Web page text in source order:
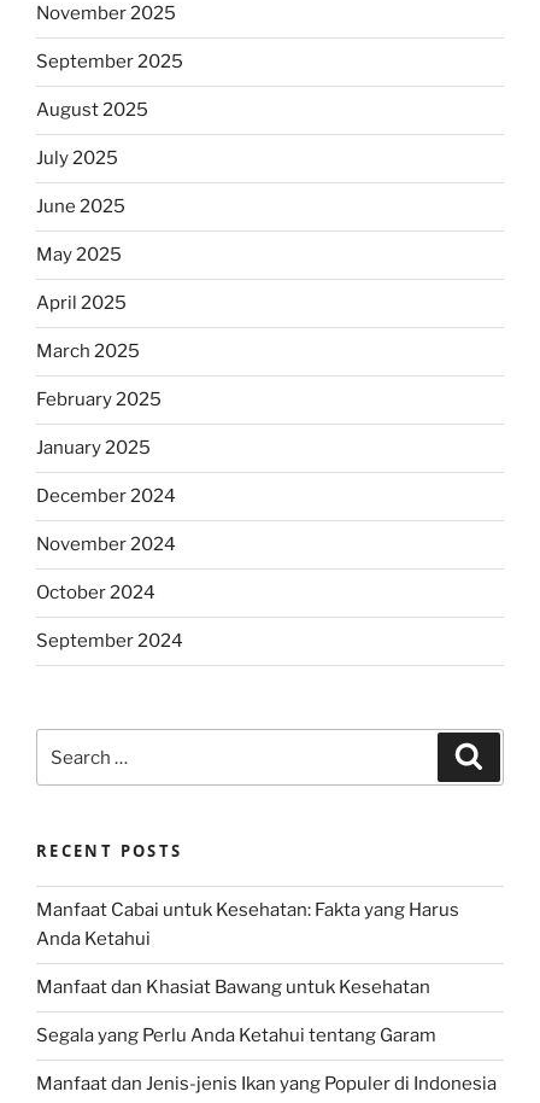
November 2025
September 2025
August 2025
July 2025
June 2025
May 2025
April 2025
March 2025
February 2025
January 2025
December 2024
November 2024
October 2024
September 2024
for:
RECENT POSTS
Manfaat Cabai untuk Kesehatan: Fakta yang Harus
Anda Ketahui
Manfaat dan Khasiat Bawang untuk Kesehatan
Segala yang Perlu Anda Ketahui tentang Garam
Manfaat dan Jenis-jenis Ikan yang Populer di Indonesia